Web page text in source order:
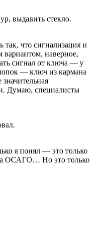
выдавить стекло.
так, что сигнализация и
наверное,
сигнал от ключа — у
— ключ из кармана
Думаю, специалисты
я понял — это только
ОСАГО… Но это только